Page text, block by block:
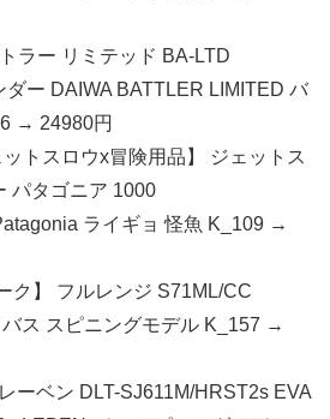
ラー リミテッド BA-LTD
ー DAIWA BATTLER LIMITED バ
→ 24980円
トスロウx冒険用品】 ジェットス
パタゴニア 1000
ライギョ 怪魚 K_109 →
ク】 フルレンジ S71ML/CC
ス スピニングモデル K_157 →
ーベン DLT-SJ611M/HRST2s EVA